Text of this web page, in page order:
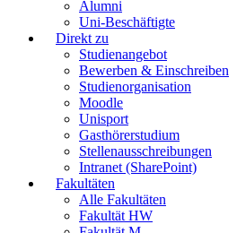
Alumni
Uni-Beschäftigte
Direkt zu
Studienangebot
Bewerben & Einschreiben
Studienorganisation
Moodle
Unisport
Gasthörerstudium
Stellenausschreibungen
Intranet (SharePoint)
Fakultäten
Alle Fakultäten
Fakultät HW